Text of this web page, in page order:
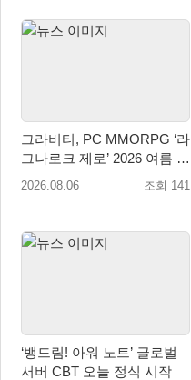
그라비티, PC MMORPG ‘라
그나로크 제로’ 2026 여름 프
로모션 진행!
2026.08.06 조회 141
‘뱅드림! 아워 노트’ 글로벌
서버 CBT 오늘 정식 시작